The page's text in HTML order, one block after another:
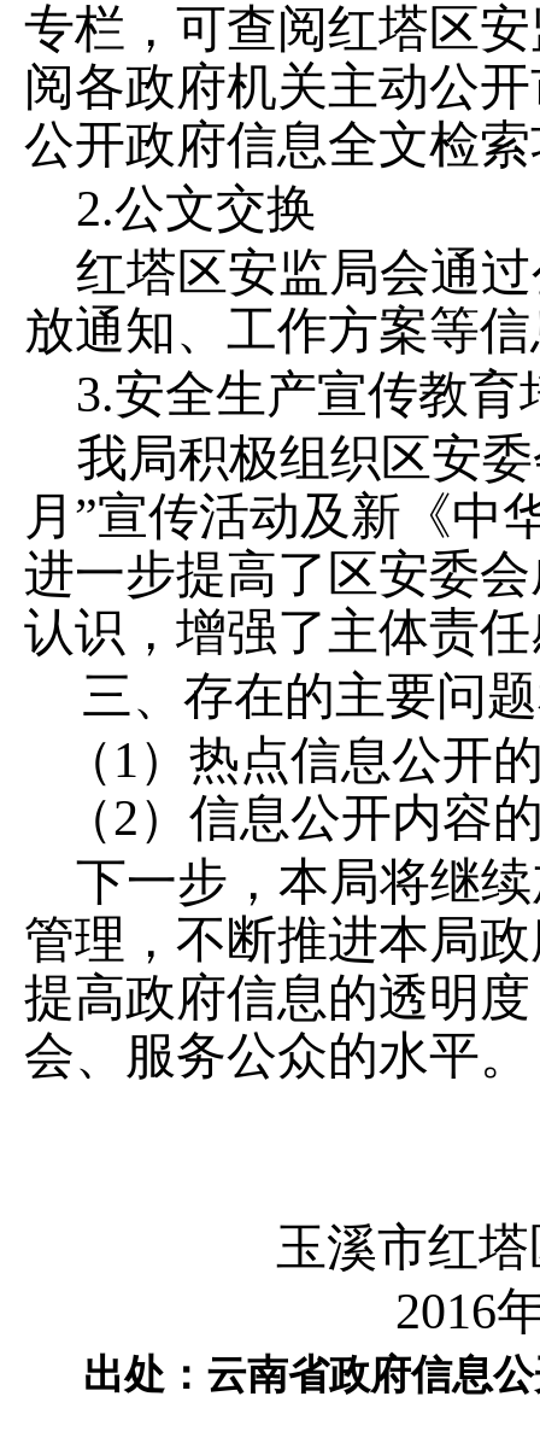
专栏，可查阅红塔区
阅各政府机关主动公
公开政府信息全文检
2.公文交换
红塔区安监局会通
放通知、工作方案等
3.安全生产宣传教育
我局积极组织区安
月 ”宣传活动及新《中
进一步提高了区安委
认识，增强了主体责
三、存在的主要问
（1）热点信息公开
（2）信息公开内容
下一步，本局将继
管理，不断推进本局
提高政府信息的透明
会、服务公众的水平。
玉溪市红
2016
出处：云南省政府信息